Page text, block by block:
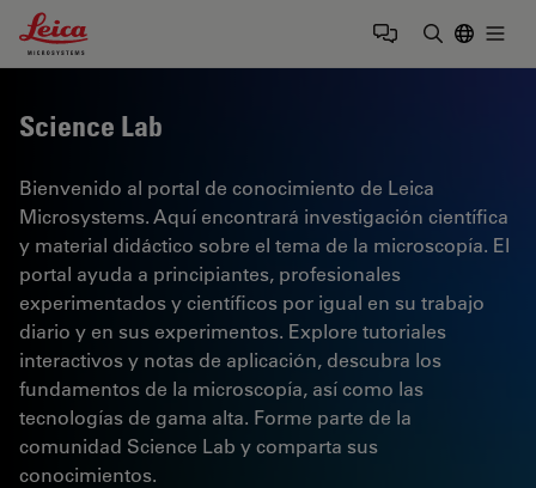
Leica Microsystems Logo
Science Lab
Bienvenido al portal de conocimiento de Leica
Microsystems. Aquí encontrará investigación científica
y material didáctico sobre el tema de la microscopía. El
portal ayuda a principiantes, profesionales
experimentados y científicos por igual en su trabajo
diario y en sus experimentos. Explore tutoriales
interactivos y notas de aplicación, descubra los
fundamentos de la microscopía, así como las
tecnologías de gama alta. Forme parte de la
comunidad Science Lab y comparta sus
conocimientos.